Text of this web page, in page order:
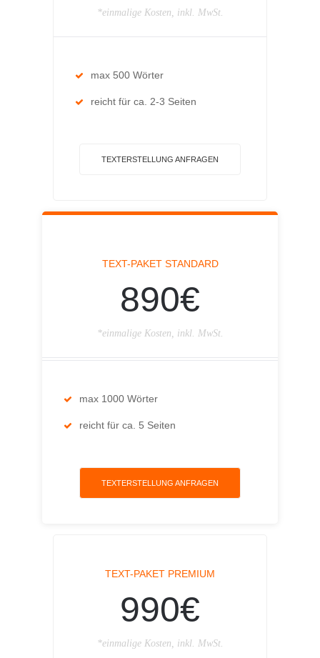
*einmalige Kosten, inkl. MwSt.
max 500 Wörter
reicht für ca. 2-3 Seiten
TEXTERSTELLUNG ANFRAGEN
TEXT-PAKET STANDARD
890€
*einmalige Kosten, inkl. MwSt.
max 1000 Wörter
reicht für ca. 5 Seiten
TEXTERSTELLUNG ANFRAGEN
TEXT-PAKET PREMIUM
990€
*einmalige Kosten, inkl. MwSt.